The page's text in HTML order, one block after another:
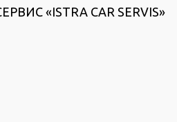
«ISTRA CAR SERVIS»